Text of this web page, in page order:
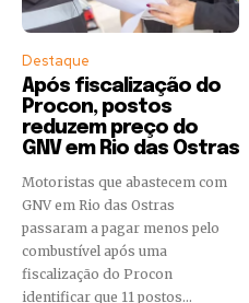
Destaque
Após fiscalização do
Procon, postos
reduzem preço do
GNV em Rio das Ostras
Motoristas que abastecem com
GNV em Rio das Ostras
passaram a pagar menos pelo
combustível após uma
fiscalização do Procon
identificar que 11 postos...